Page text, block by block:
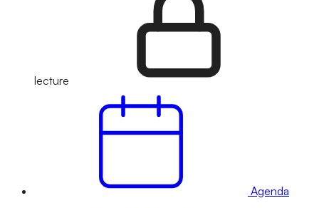
lecture
Agenda